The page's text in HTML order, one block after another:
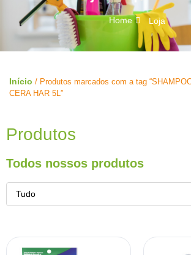
Home Loja
Início / Produtos marcados com a tag
CERA HAR 5L”
Produtos
Todos nossos produtos
Tudo